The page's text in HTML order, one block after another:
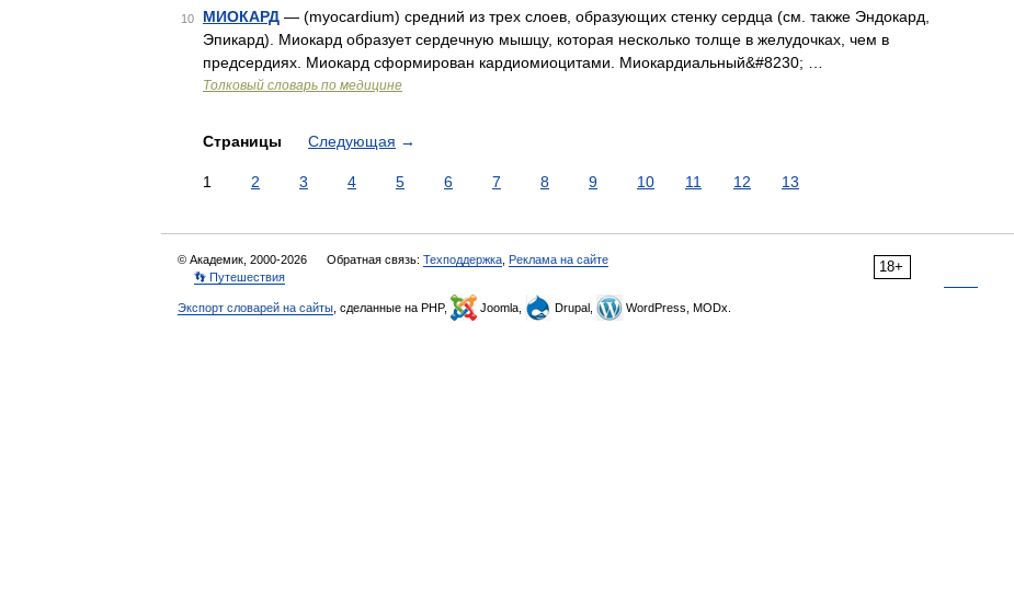
10 МИОКАРД — (myocardium) средний из трех слоев, образующих стенку сердца (см. также Эндокард,
Эпикард). Миокард образует сердечную мышцу, которая несколько толще в желудочках, чем в
предсердиях. Миокард сформирован кардиомиоцитами. Миокардиальный&#8230; …
Толковый словарь по медицине
Страницы Следующая →
1 2 3 4 5 6 7 8 9 10 11 12 13
18+
© Академик, 2000-2026 Обратная связь: Техподдержка Реклама на сайте
👣 Путешествия
Экспорт словарей на сайты , сделанные на PHP, Joomla, Drupal, WordPress, MODx.